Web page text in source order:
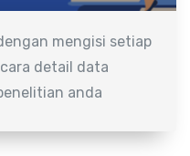
mengisi setiap
detail data
anda